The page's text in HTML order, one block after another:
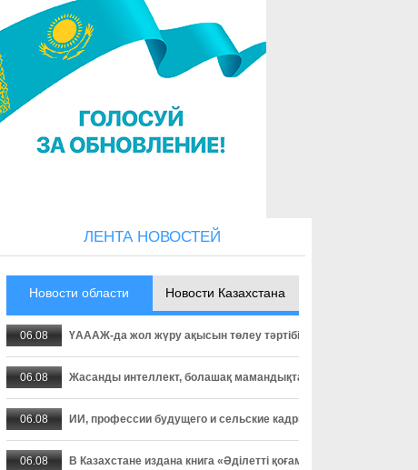
ЛЕНТА НОВОСТЕЙ
Новости области Новости Казахстана
06.08 ҮАААЖ-да жол жүру ақысын төлеу тәртібі өзгерді: төлемді
06.08 Жасанды интеллект, болашақ мамандықтар және ауылдағы
06.08 ИИ, профессии будущего и сельские кадры - о чем спорили
06.08 В Казахстане издана книга «Әділетті қоғамға шыншыл сөз»,